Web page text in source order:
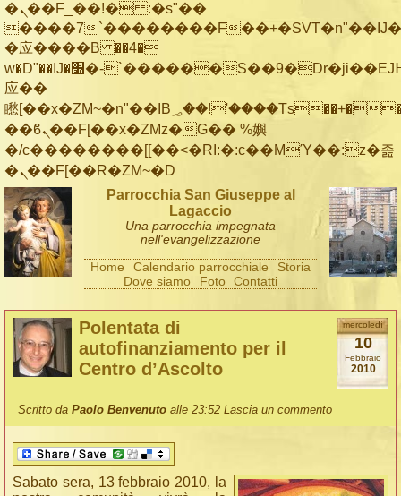
�ܢ��F_��!� :�s"��
����7`��������F
�应����B ��4�
w�D"��IJ�׭�-`������S��9�Dr�ji��EJ߅��gJ�
应��
矁[��x�ZM~�n"��IB؃��!'����Тѕ��+��(m��IK�ʭ�/|
��ϐܢ��F[��x�ZMz�G�� %嬩
�/c��������[[��<�RI:�:c��MΎ��:z�졾
�ܢ��F[��R�ZM~�D
Parrocchia San Giuseppe al
Lagaccio
Una parrocchia impegnata
nell'evangelizzazione
Home Calendario parrocchiale
Storia
Dove siamo
Foto Contatti
mercoledì
10
Febbraio
2010
Polentata di
autofinanziamento per il
Centro d’Ascolto
Scritto daPaolo Benvenuto alle 23:52Lascia un commento
Sabato sera, 13 febbraio 2010, la